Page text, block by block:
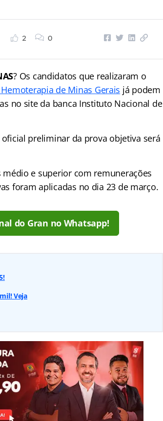
2 0
? Os candidatos que realizaram o
de Minas Gerais já podem
no site da banca Instituto Nacional de
preliminar da prova objetiva será
médio e superior com remunerações
foram aplicadas no dia 23 de março.
do Gran no Whatsapp!
Veja